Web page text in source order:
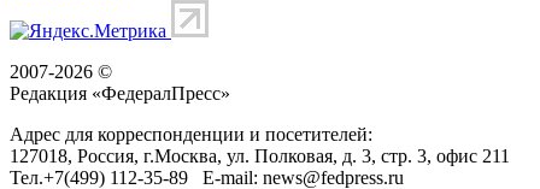
2007-2026 ©
Редакция «ФедералПресс»
Адрес для корреспонденции и посетителей:
127018, Россия, г.Москва, ул. Полковая, д. 3, стр. 3, офис 211
Тел.+7(499) 112-35-89 E-mail: news@fedpress.ru